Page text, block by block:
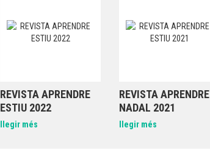
REVISTA APRENDRE
ESTIU 2022
llegir més
REVISTA APRENDRE
NADAL 2021
llegir més